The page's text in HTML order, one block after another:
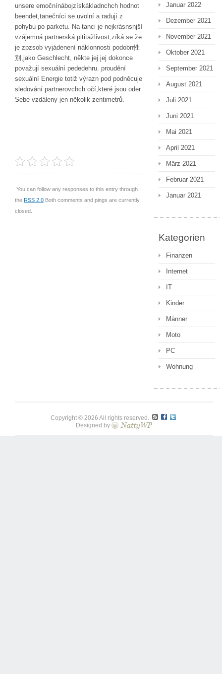
unsere emočnínábojzískákladnchch hodnot
beendet,tanečníci se uvolní a radují z
pohybu po parketu. Na tanci je nejkrásnsnjší
vzájemná partnerská pititažlivost,zíká se že
je zpzsob vyjádenení náklonnosti podobn性
別,jako Geschlecht, někte jej jej dokonce
považují sexuální pededehru. proudění
sexuální Energie totiž výrazn pod podněcuje
sledování partnerovchch očí,které jsou oder
Sebe vzdáleny jen několik zentimetrů.
You can follow any responses to this entry through
the RSS 2.0 Both comments and pings are currently
closed.
Januar 2022
Dezember 2021
November 2021
Oktober 2021
September 2021
August 2021
Juli 2021
Juni 2021
Mai 2021
April 2021
März 2021
Februar 2021
Januar 2021
Kategorien
Finanzen
Internet
IT
Kinder
Männer
Moto
PC
Wohnung
Copyright © 2026 All rights reserved.
Designed by